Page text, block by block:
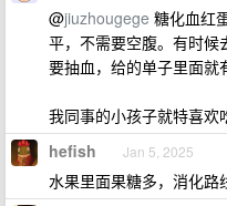
@jiuzhougege 糖化血红
平，不需要空腹。有时候
要抽血，给的单子里面就
我同事的小孩子就特喜欢
hefish Jan 5, 2025
水果里面果糖多，消化路